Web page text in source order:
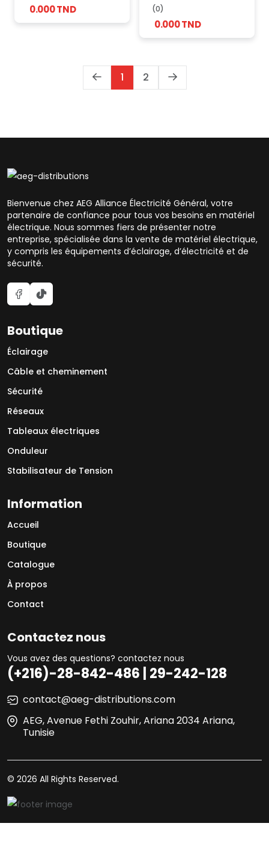
0.000 TND (0)
0.000 TND
1 2
Bienvenue chez AEG Alliance Électricité Général, votre
partenaire de confiance pour tous vos besoins en matériel
électrique. Nous sommes fiers de présenter notre
entreprise, spécialisée dans la vente de matériel électrique,
y compris les équipements d’éclairage, d’électricité et de
sécurité.
Boutique
Éclairage
Câble et cheminement
Sécurité
Réseaux
Tableaux électriques
Onduleur
Stabilisateur de Tension
Information
Accueil
Boutique
Catalogue
À propos
Contact
Contactez nous
Vous avez des questions? contactez nous
(+216)-28-842-486 | 29-242-128
contact@aeg-distributions.com
AEG, Avenue Fethi Zouhir, Ariana 2034 Ariana,
Tunisie
© 2026 All Rights Reserved.